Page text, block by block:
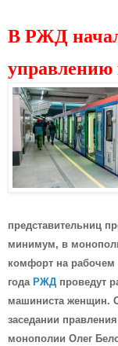
В РЖД
управлению
представительниц
минимум, в
комфорт на рабочем
года РЖД проведут
машиниста женщин.
заседании
монополии Олег